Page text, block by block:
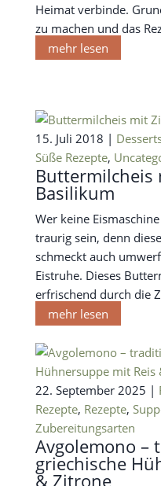
Heimat verbinde.
zu machen und das
mehr lesen
15. Juli 2018 |
Süße Rezepte,
Basilikum
Wer keine
traurig sein, denn
schmeckt auch
Eistruhe. Dieses
erfrischend durch die
mehr lesen
22. September 2025 |
Rezepte, Rezepte,
Zubereitungsarten
Avgolemono –
griechische
& Zitrone